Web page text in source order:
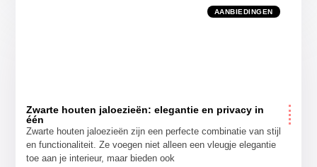
AANBIEDINGEN
Zwarte houten jaloezieën: elegantie en privacy in
één
Zwarte houten jaloezieën zijn een perfecte combinatie van stijl
en functionaliteit. Ze voegen niet alleen een vleugje elegantie
toe aan je interieur, maar bieden ook